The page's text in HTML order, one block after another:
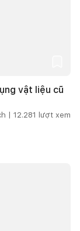
vật liệu cũ
| 12.281 lượt xem